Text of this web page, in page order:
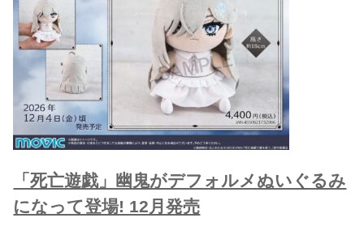
「死亡遊戯」幽鬼がデフォルメぬいぐるみ
になって登場! 12月発売